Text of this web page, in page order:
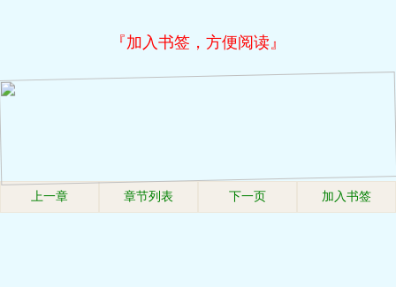
『加入书签，方便阅读』
上一章 章节列表 下一页 加入书签